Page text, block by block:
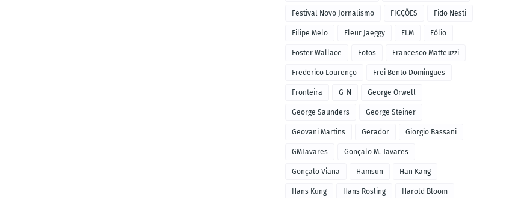
Festival Novo Jornalismo FICÇÕES Fido Nesti
Filipe Melo Fleur Jaeggy FLM Fólio
Foster Wallace Fotos Francesco Matteuzzi
Frederico Lourenço Frei Bento Domingues
Fronteira G-N George Orwell
George Saunders George Steiner
Geovani Martins Gerador Giorgio Bassani
GMTavares Gonçalo M. Tavares
Gonçalo Viana Hamsun Han Kang
Hans Kung Hans Rosling Harold Bloom